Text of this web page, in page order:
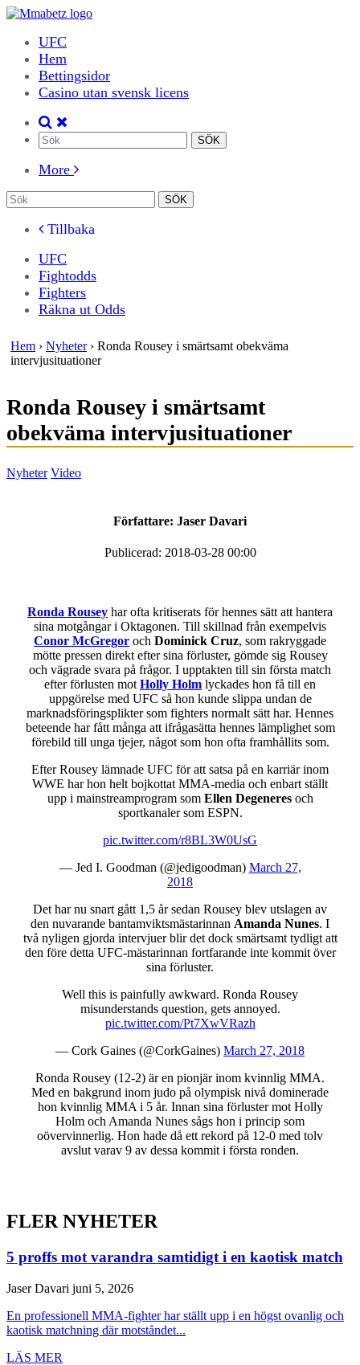
UFC
Hem
Bettingsidor
Casino utan svensk licens
More
Tillbaka
UFC
Fightodds
Fighters
Räkna ut Odds
Hem › Nyheter› Ronda Rousey i smärtsamt obekväma
intervjusituationer
Ronda Rousey i smärtsamt
obekväma intervjusituationer
Nyheter Video
Författare: Jaser Davari
Publicerad: 2018-03-28 00:00
Ronda Rousey har ofta kritiserats för hennes sätt att hantera
sina motgångar i Oktagonen. Till skillnad från exempelvis
Conor McGregor och Dominick Cruz, som rakryggade
mötte pressen direkt efter sina förluster, gömde sig Rousey
och vägrade svara på frågor. I upptakten till sin första match
efter förlusten mot Holly Holm lyckades hon få till en
uppgörelse med UFC så hon kunde slippa undan de
marknadsföringsplikter som fighters normalt sätt har. Hennes
beteende har fått många att ifrågasätta hennes lämplighet som
förebild till unga tjejer, något som hon ofta framhållits som.
Efter Rousey lämnade UFC för att satsa på en karriär inom
WWE har hon helt bojkottat MMA-media och enbart ställt
upp i mainstreamprogram som Ellen Degeneresoch
sportkanaler som ESPN.
pic.twitter.com/r8BL3W0UsG
— Jed I. Goodman (@jedigoodman) March 27,
2018
Det har nu snart gått 1,5 år sedan Rousey blev utslagen av
den nuvarande bantamviktsmästarinnan Amanda Nunes. I
två nyligen gjorda intervjuer blir det dock smärtsamt tydligt att
den före detta UFC-mästarinnan fortfarande inte kommit över
sina förluster.
Well this is painfully awkward. Ronda Rousey
misunderstands question, gets annoyed.
pic.twitter.com/Pt7XwVRazh
— Cork Gaines (@CorkGaines) March 27, 2018
Ronda Rousey (12-2) är en pionjär inom kvinnlig MMA.
Med en bakgrund inom judo på olympisk nivå dominerade
hon kvinnlig MMA i 5 år. Innan sina förluster mot Holly
Holm och Amanda Nunes sågs hon i princip som
oövervinnerlig. Hon hade då ett rekord på 12-0 med tolv
avslut varav 9 av dessa kommit i första ronden.
FLER NYHETER
5 proffs mot varandra samtidigt i en kaotisk match
Jaser Davari juni 5, 2026
En professionell MMA-fighter har ställt upp i en högst ovanlig och
kaotisk matchning där motståndet...
LÄS MER